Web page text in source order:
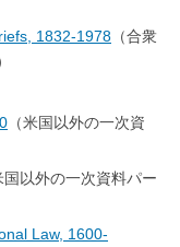
1832-1978 （合衆
（米国以外の一次資
国以外の一次資料パー
Law, 1600-